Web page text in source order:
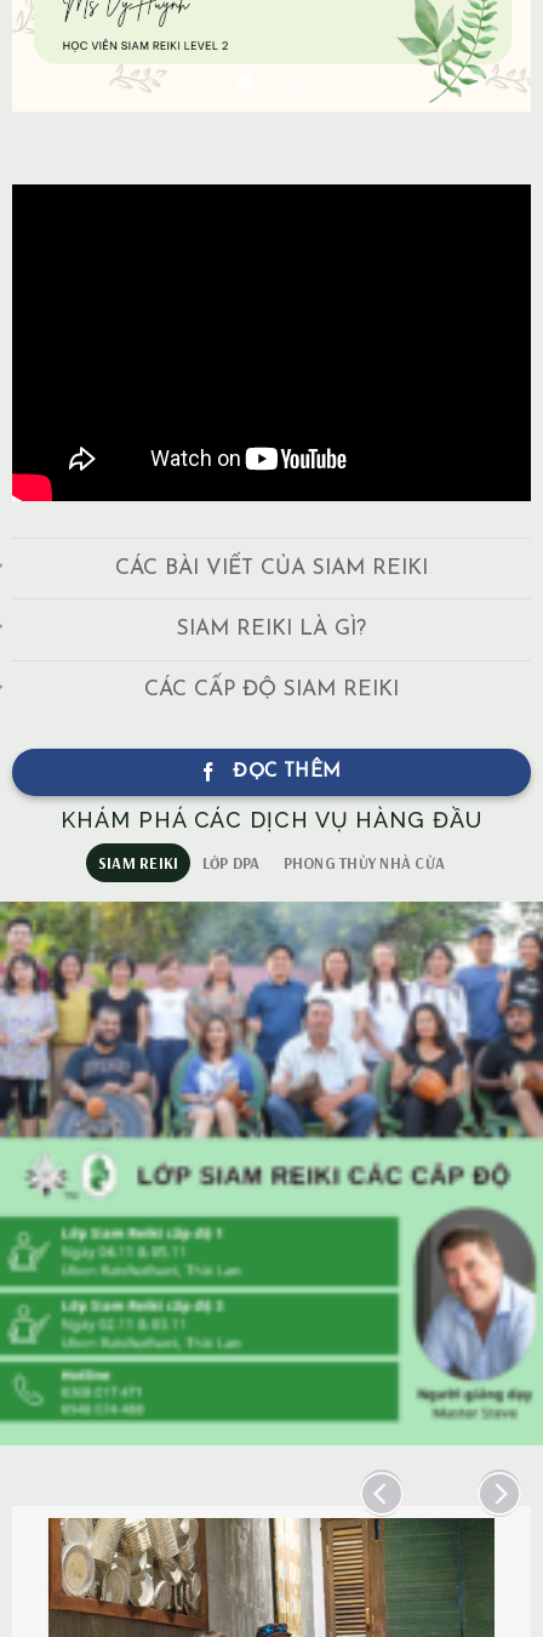
CÁC BÀI VIẾT CỦA SIAM REIKI
SIAM REIKI LÀ GÌ?
CÁC CẤP ĐỘ SIAM REIKI
ĐỌC THÊM
KHÁM PHÁ CÁC DỊCH VỤ HÀNG ĐẦU
SIAM REIKI LỚP DPA PHONG THỦY NHÀ CỬA